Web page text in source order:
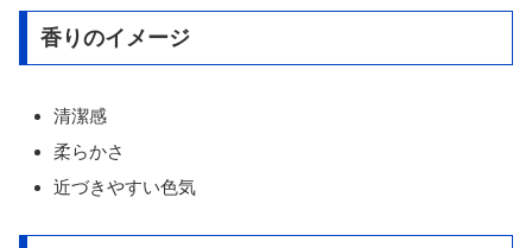
香りのイメージ
清潔感
柔らかさ
近づきやすい色気